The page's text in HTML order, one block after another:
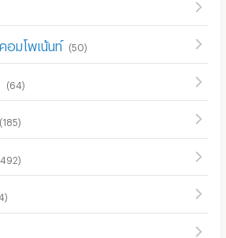
อมโพเน้นท์ (50)
(64 )
(185)
492)
)